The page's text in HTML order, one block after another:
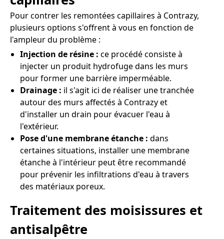
Pour contrer les remontées capillaires à Contrazy,
plusieurs options s'offrent à vous en fonction de
l'ampleur du problème :
Injection de résine : ce procédé consiste à
injecter un produit hydrofuge dans les murs
pour former une barrière imperméable.
Drainage : il s'agit ici de réaliser une tranchée
autour des murs affectés à Contrazy et
d'installer un drain pour évacuer l'eau à
l'extérieur.
Pose d'une membrane étanche : dans
certaines situations, installer une membrane
étanche à l'intérieur peut être recommandé
pour prévenir les infiltrations d'eau à travers
des matériaux poreux.
Traitement des moisissures et
antisalpêtre